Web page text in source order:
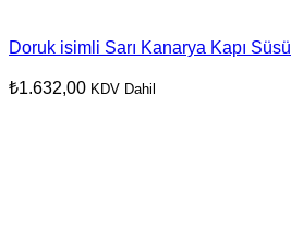
Doruk isimli Sarı Kanarya Kapı Süsü
₺1.632,00 KDV Dahil